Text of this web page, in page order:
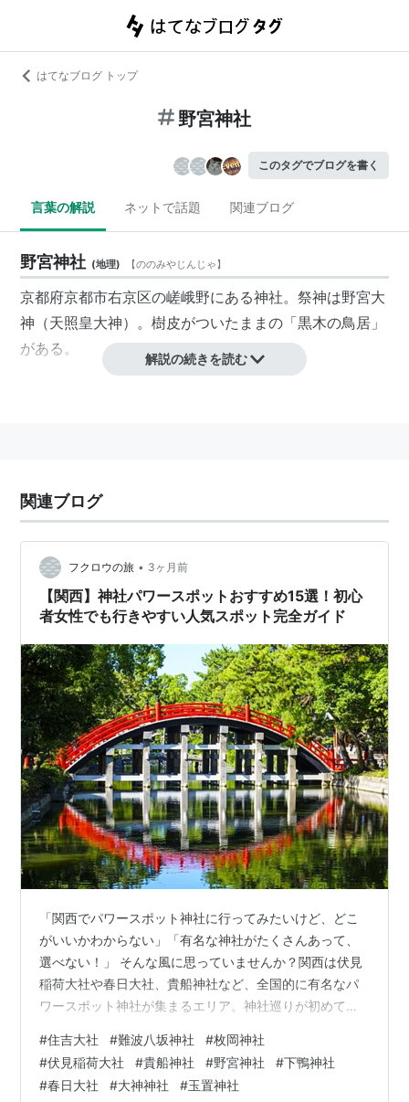
はてなブログ トップ
野宮神社
このタグでブログを書く
言葉の解説 ネットで話題 関連ブログ
野宮神社 (地理) 【ののみやじんじゃ】
京都府京都市右京区の嵯峨野にある神社。祭神は野宮大
神（天照皇大神）。樹皮がついたままの「黒木の鳥居」
がある。
解説の続きを読む
関連ブログ
フクロウの旅 • 3ヶ月前
【関西】神社パワースポットおすすめ15選！初心
者女性でも行きやすい人気スポット完全ガイド
「関西でパワースポット神社に行ってみたいけど、どこ
がいいかわからない」「有名な神社がたくさんあって、
選べない！」 そんな風に思っていませんか？関西は伏見
稲荷大社や春日大社、貴船神社など、全国的に有名なパ
ワースポット神社が集まるエリア。神社巡りが初めての
事では、女性初心者の方に向けて、関西（大阪・京都・
奈良・兵庫・滋賀・和歌山）のおすすめパワースポット
神社を15か所ご紹介します。エリア別に分けているの
#住吉大社 #難波八坂神社 #枚岡神社
#伏見稲荷大社 #貴船神社 #野宮神社 #下鴨神社
#春日大社 #大神神社 #玉置神社